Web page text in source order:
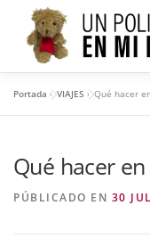
contenido
QUIÉN SOY
Portada »VIAJES »Qué hacer
Qué hacer
PÚBLICADO EN 30